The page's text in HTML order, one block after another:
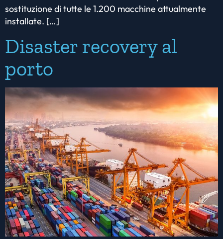
sostituzione di tutte le 1.200 macchine attualmente
installate. […]
Disaster recovery al
porto